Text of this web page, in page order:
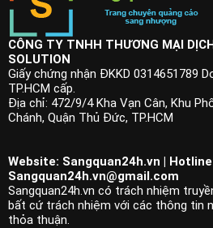
CÔNG TY TNHH THƯƠNG MẠI
SOLUTION
Giấy chứng nhận ĐKKD 0314651789
TP.HCM cấp.
Địa chỉ: 472/9/4 Kha Vạn Cân, Khu
Chánh, Quận Thủ Đức, TP.HCM
Website: Sangquan24h.vn |
Sangquan24h.vn@gmail.com
Sangquan24h.vn có trách nhiệm
bất cứ trách nhiệm với các thông tin
thỏa thuận.